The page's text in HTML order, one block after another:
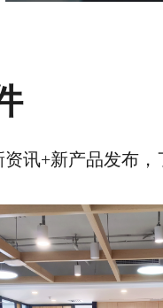
讯+新产品发布